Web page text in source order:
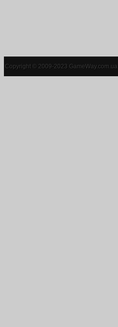
Copyright © 2009-2023 GameWay.com.ua